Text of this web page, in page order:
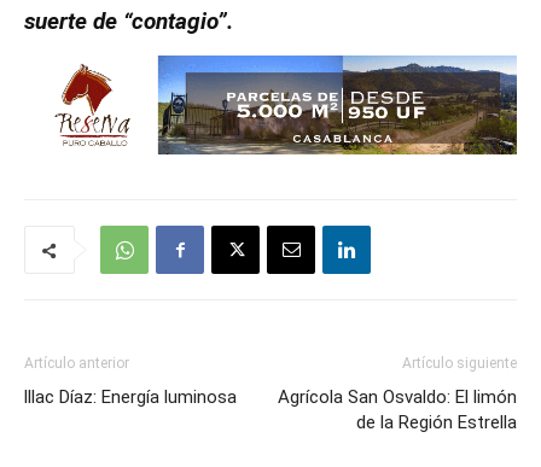
suerte de “contagio”.
Artículo anterior
lllac Díaz: Energía luminosa
Artículo siguiente
Agrícola San Osvaldo: El limón
de la Región Estrella